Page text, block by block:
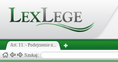
Art. 11. - Podejrzenie n...
Szukaj: